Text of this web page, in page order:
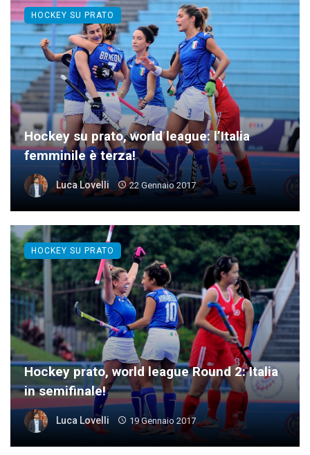
Hockey su prato, world league: l’Italia
femminile è terza!
Luca Lovelli 22 Gennaio 2017
HOCKEY SU PRATO
Hockey prato, world league Round 2: Italia
in semifinale!
Luca Lovelli 19 Gennaio 2017
HOCKEY SU PRATO